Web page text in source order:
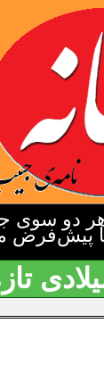
دو سوی
پیش‌فرض